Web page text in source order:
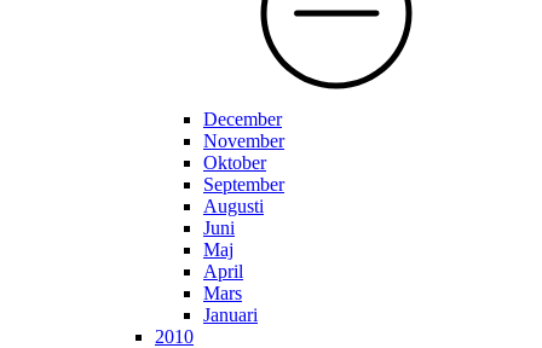
December
November
Oktober
September
Augusti
Juni
Maj
April
Mars
Januari
2010